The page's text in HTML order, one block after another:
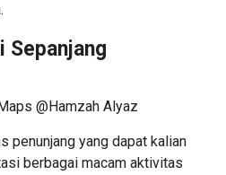
Sepanjang
@Hamzah Alyaz
penunjang yang dapat kalian
berbagai macam aktivitas